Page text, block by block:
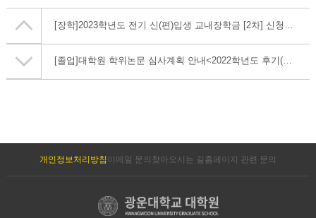
[장학]2023학년도 전기 신(편)입생 교내장학금 [2차] 신청 안내
[졸업]대학원 학위논문 심사계획 안내<2022학년도 후기(2023년 8월 졸업예정)>
개인정보처리방침 이메일 문의 찾아오시는 길 홈페이지 관련 문의